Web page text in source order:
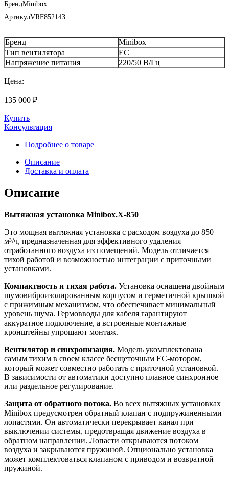
БрендMinibox
АртикулVRF852143
Бренд
Minibox
Тип вентилятора
EC
Напряжение питания
220/50 В/Гц
Цена:
135 000 ₽
Купить
Консультация
Подробнее о товаре
Описание
Доставка и оплата
Описание
Вытяжная установка Minibox.X-850
Это мощная вытяжная установка с расходом воздуха до 850
м³/ч, предназначенная для эффективного удаления
отработанного воздуха из помещений. Модель отличается
тихой работой и возможностью интеграции с приточными
установками.
Компактность и тихая работа. Установка оснащена двойным
шумовиброизолированным корпусом и герметичной крышкой
с прижимным механизмом, что обеспечивает минимальный
уровень шума. Гермовводы для кабеля гарантируют
аккуратное подключение, а встроенные монтажные
кронштейны упрощают монтаж.
Вентилятор и синхронизация. Модель укомплектована
самым тихим в своем классе бесщеточным ЕС-мотором,
который может совместно работать с приточной установкой.
В зависимости от автоматики доступно плавное синхронное
или раздельное регулирование.
Защита от обратного потока. Во всех вытяжных установках
Minibox предусмотрен обратный клапан с подпружиненными
лопастями. Он автоматически перекрывает канал при
выключении системы, предотвращая движение воздуха в
обратном направлении. Лопасти открываются потоком
воздуха и закрываются пружиной. Опционально установка
может комплектоваться клапаном с приводом и возвратной
пружиной.